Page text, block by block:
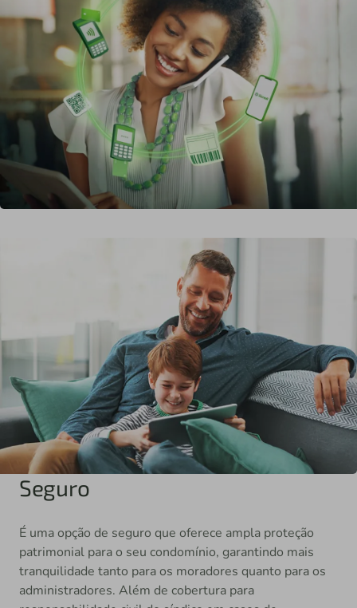
Seguro
É uma opção de seguro que oferece ampla proteção
patrimonial para o seu condomínio, garantindo mais
tranquilidade tanto para os moradores quanto para os
administradores. Além de cobertura para